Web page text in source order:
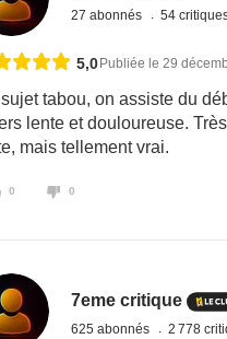
27 abonnés 54
5,0 Publiée le 29
tabou, on assiste du
lente et douloureuse.
mais tellement vrai.
0 0
7eme critique
625 abonnés 2 778